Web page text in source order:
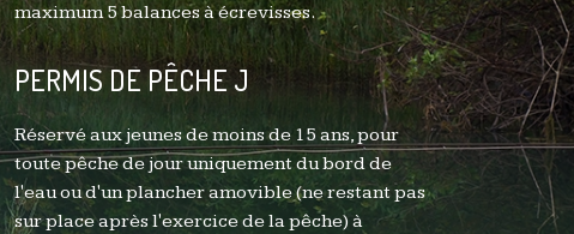
maximum 5 balances à écrevisses.
PERMIS DE PÊCHE J
Réservé aux jeunes de moins de 15 ans, pour
toute pêche de jour uniquement du bord de
l'eau ou d'un plancher amovible (ne restant pas
sur place après l'exercice de la pêche) à